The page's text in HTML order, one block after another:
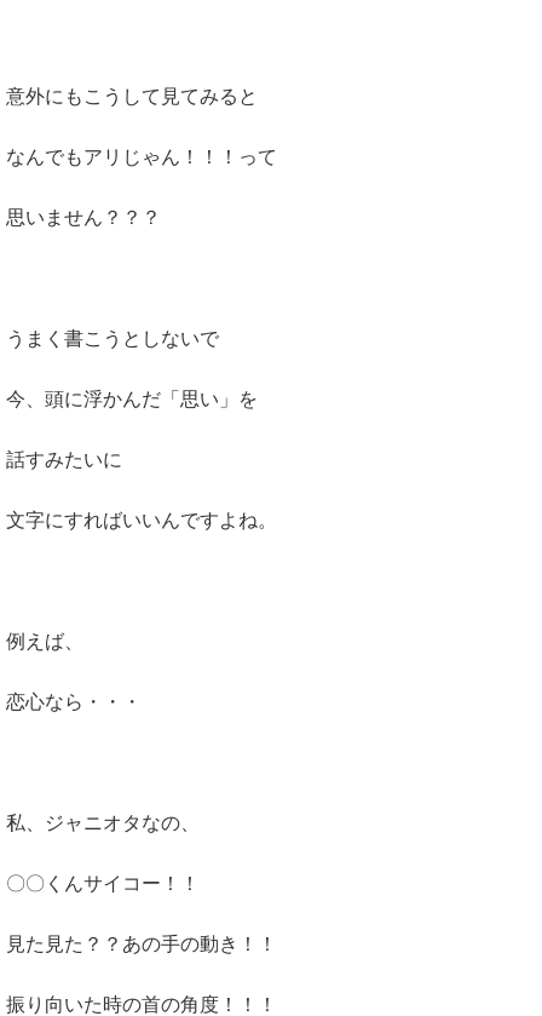
意外にもこうして見てみると
なんでもアリじゃん！！！って
思いません？？？
うまく書こうとしないで
今、頭に浮かんだ「思い」を
話すみたいに
文字にすればいいんですよね。
例えば、
恋心なら・・・
私、ジャニオタなの、
〇〇くんサイコー！！
見た見た？？あの手の動き！！
振り向いた時の首の角度！！！